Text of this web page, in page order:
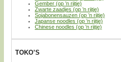
Gember (op ’n rijtje)
Zwarte zaadjes (op ’n rijtje)
Sojabonensauzen (op ’n rijtje)
Japanse noodles (op ’n rijtje)
Chinese noodles (op ’n rijtje)
TOKO’S